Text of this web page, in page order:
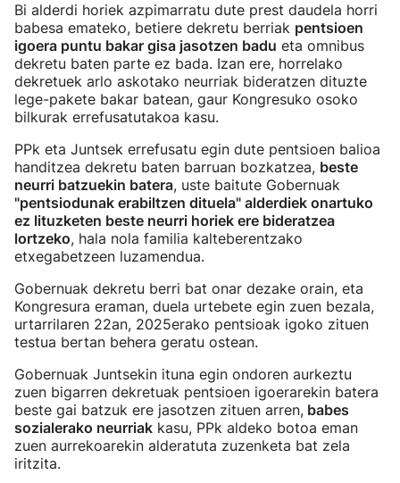
Bi alderdi horiek azpimarratu dute prest daudela horri
babesa emateko, betiere dekretu berriak pentsioen
igoera puntu bakar gisa jasotzen badu eta omnibus
dekretu baten parte ez bada. Izan ere, horrelako
dekretuek arlo askotako neurriak bideratzen dituzte
lege-pakete bakar batean, gaur Kongresuko osoko
bilkurak errefusatutakoa kasu.
PPk eta Juntsek errefusatu egin dute pentsioen balioa
handitzea dekretu baten barruan bozkatzea, beste
neurri batzuekin batera, uste baitute Gobernuak
"pentsiodunak erabiltzen dituela" alderdiek onartuko
ez lituzketen beste neurri horiek ere bideratzea
lortzeko, hala nola familia kalteberentzako
etxegabetzeen luzamendua.
Gobernuak dekretu berri bat onar dezake orain, eta
Kongresura eraman, duela urtebete egin zuen bezala,
urtarrilaren 22an, 2025erako pentsioak igoko zituen
testua bertan behera geratu ostean.
Gobernuak Juntsekin ituna egin ondoren aurkeztu
zuen bigarren dekretuak pentsioen igoerarekin batera
beste gai batzuk ere jasotzen zituen arren, babes
sozialerako neurriak kasu, PPk aldeko botoa eman
zuen aurrekoarekin alderatuta zuzenketa bat zela
iritzita.